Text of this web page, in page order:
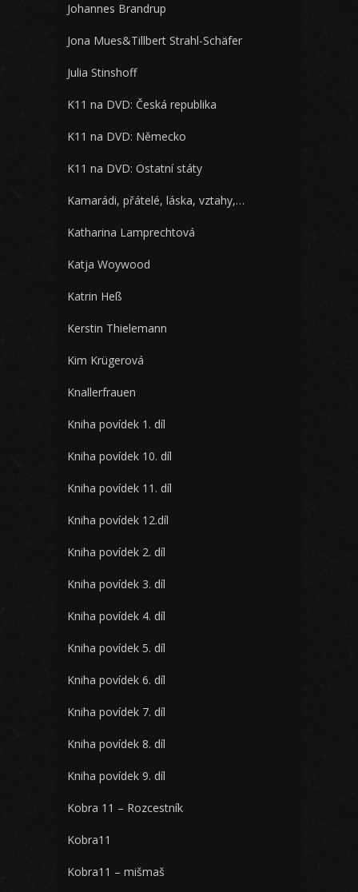
Johannes Brandrup
Jona Mues&Tillbert Strahl-Schäfer
Julia Stinshoff
K11 na DVD: Česká republika
K11 na DVD: Německo
K11 na DVD: Ostatní státy
Kamarádi, přátelé, láska, vztahy,…
Katharina Lamprechtová
Katja Woywood
Katrin Heß
Kerstin Thielemann
Kim Krügerová
Knallerfrauen
Kniha povídek 1. díl
Kniha povídek 10. díl
Kniha povídek 11. díl
Kniha povídek 12.díl
Kniha povídek 2. díl
Kniha povídek 3. díl
Kniha povídek 4. díl
Kniha povídek 5. díl
Kniha povídek 6. díl
Kniha povídek 7. díl
Kniha povídek 8. díl
Kniha povídek 9. díl
Kobra 11 – Rozcestník
Kobra11
Kobra11 – mišmaš